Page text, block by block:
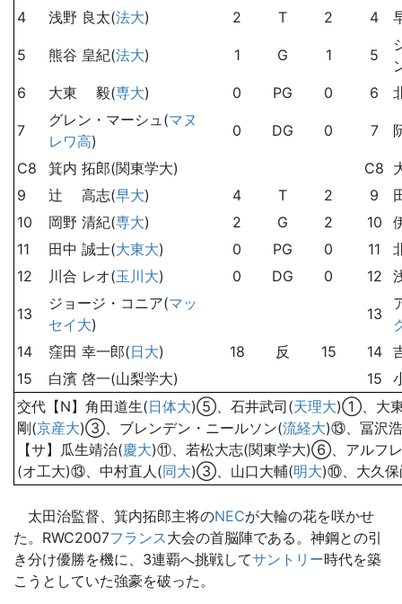
4 浅野 良太(法大) 2 T 2 4
5 熊谷 皇紀(法大) 1 G 1 5
6
大東 毅(専大) 0 PG 0 6
7
グレン・マーシュ(マヌ
レワ高)
0 DG 0 7
C8 箕内 拓郎(関東学大) C8
9
辻 高志(早大) 4 T 2 9
10
岡野 清紀(専大) 2 G 2 10
11
田中 誠士(大東大) 0 PG 0 11
12
川合 レオ(玉川大) 0 DG 0 12
13
ジョージ・コニア(マッ
セイ大)
13
14
窪田 幸一郎(日大) 18 反 15 14
15
白濱 啓一(山梨学大) 15
交代【N】角田道生(日体大)⑤、石井武司(天理大)①、大
剛(京産大)③、ブレンデン・ニールソン(流経大)⑬、冨沢
【サ】瓜生靖治(慶大)⑪、若松大志(関東学大)⑥、アルフ
(オ工大)⑬、中村直人(同大)③、山口大輔(明大)⑩、大久保
太田治監督、箕内拓郎主将のNECが大輪の花を咲かせ
た。RWC2007フランス大会の首脳陣である。神鋼との引
き分け優勝を機に、3連覇へ挑戦してサントリー時代を築
こうとしていた強豪を破った。